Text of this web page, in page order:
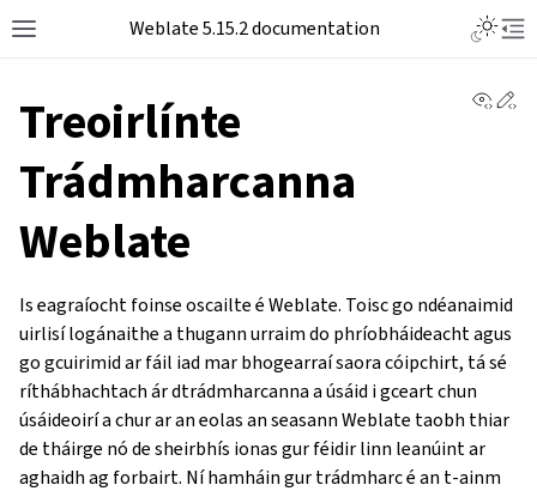
Weblate 5.15.2 documentation
Treoirlínte
Trádmharcanna
Weblate
Is eagraíocht foinse oscailte é Weblate. Toisc go ndéanaimid
uirlisí logánaithe a thugann urraim do phríobháideacht agus
go gcuirimid ar fáil iad mar bhogearraí saora cóipchirt, tá sé
ríthábhachtach ár dtrádmharcanna a úsáid i gceart chun
úsáideoirí a chur ar an eolas an seasann Weblate taobh thiar
de tháirge nó de sheirbhís ionas gur féidir linn leanúint ar
aghaidh ag forbairt. Ní hamháin gur trádmharc é an t-ainm